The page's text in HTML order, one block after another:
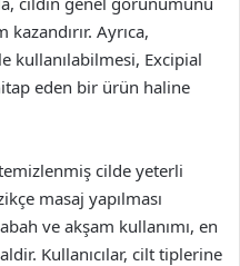
Ayrıca,
kullanılabilmesi, Excipial
eden bir ürün haline
cilde yeterli
masaj yapılması
ve akşam kullanımı, en
Kullanıcılar, cilt tiplerine